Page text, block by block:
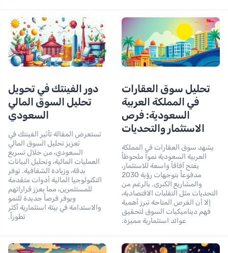
تحليل سوق العقارات
في المملكة العربية
السعودية: فرص
الاستثمار والتحديات
يشهد سوق العقارات في المملكة
العربية السعودية نمواً ملحوظاً
يفتح آفاقاً واسعة للاستثمار،
مدفوعاً بتوجهات رؤية 2030
والمشاريع الكبرى. بالرغم من
التحديات مثل التقلبات الاقتصادية،
إلا أن الفرص المتاحة تبرز أهمية
فهم ديناميكيات السوق لتحقيق
عوائد استثمارية مميزة.
دور الفينتك في تحويل
تحليل السوق المالي
السعودي
تستعرض المقالة تأثير الفينتك في
تعزيز تحليل السوق المالي
السعودي، من خلال تسريع
العمليات المالية، وتحليل البيانات
بدقة، وزيادة الشفافية. توفر
التكنولوجيا المالية أدوات متقدمة
للمستثمرين، مما يعزز قراراتهم
ويوفر فرصاً جديدة للنمو
والاستدامة في بيئة استثمارية أكثر
تطوراً.